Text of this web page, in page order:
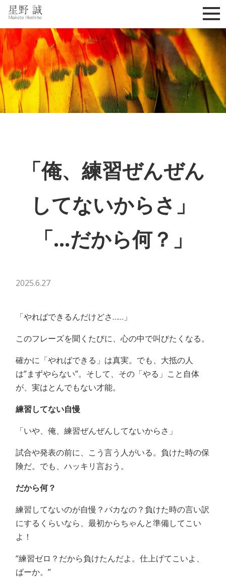
星野誠 makoto hoshino
「俺、練習ぜんぜん
してないからさ」
「…だから何？」
2025.6.27
「やればできるんだけどさ……」
このフレーズを聞くたびに、心の中で叫びたくなる。
確かに「やればできる」は真実。でも、大抵の人
は”まずやらない”。そして、その「やる」こと自体
が、実はとんでもない才能。
練習してない自慢
「いや、俺、練習ぜんぜんしてないからさ」
試合や発表の前に、こう言う人がいる。負けた時の保
険だ。でも、ハッキリ言おう。
だから何？
練習してないのが自慢？バカなの？負けた時の言い訳
にするくらいなら、最初からちゃんと準備してこい
よ！
“練習ゼロ？だから負けたんだよ。仕上げてこいよ、
ばーか。”